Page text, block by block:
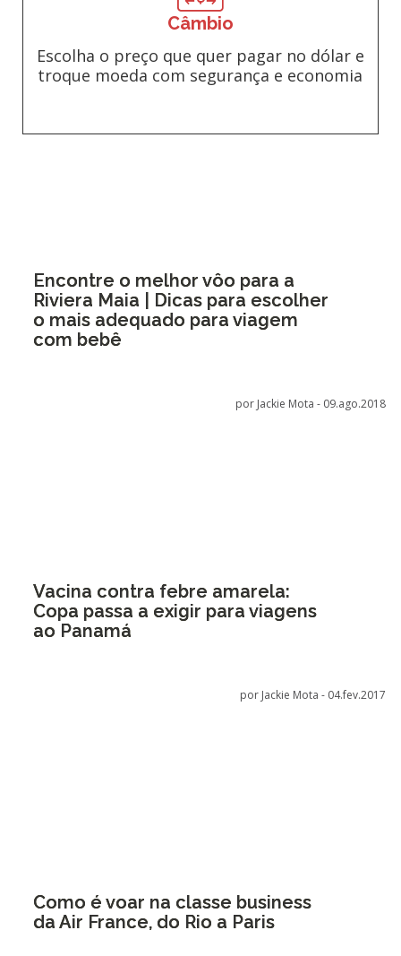
Câmbio
Escolha o preço que quer pagar no dólar e
troque moeda com segurança e economia
Encontre o melhor vôo para a
Riviera Maia | Dicas para escolher
o mais adequado para viagem
com bebê
por Jackie Mota - 09.ago.2018
Vacina contra febre amarela:
Copa passa a exigir para viagens
ao Panamá
por Jackie Mota - 04.fev.2017
Como é voar na classe business
da Air France, do Rio a Paris